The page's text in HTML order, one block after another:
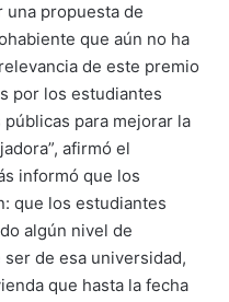
una propuesta de
que aún no ha
de este premio
por los estudiantes
para mejorar la
afirmó el
informó que los
que los estudiantes
algún nivel de
de esa universidad,
que hasta la fecha